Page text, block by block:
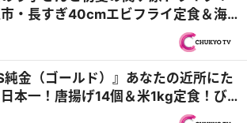
・長すぎ40cmエビフライ定食＆海
・飛騨牛中華食べ放題！？『PS純金
純金（ゴールド）』あなたの近所にた
本一！唐揚げ14個＆米1kg定食！び